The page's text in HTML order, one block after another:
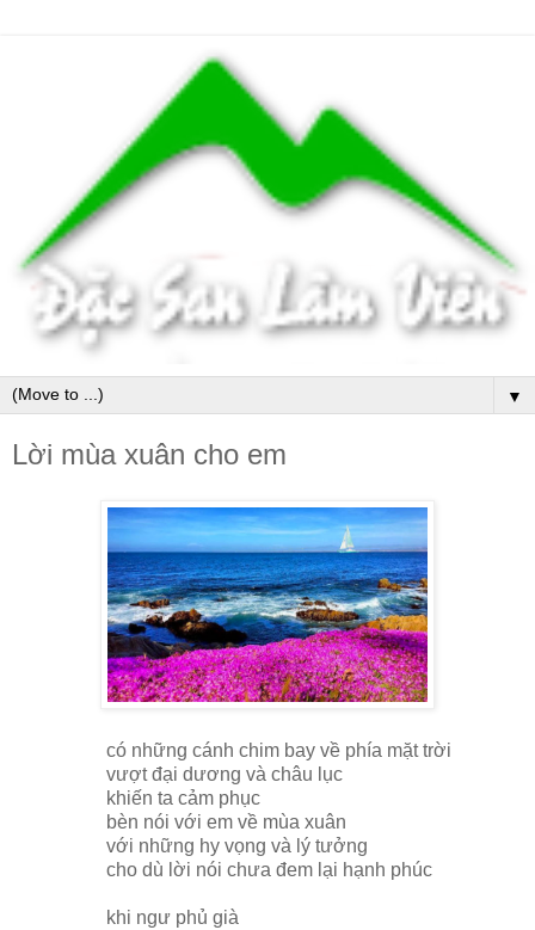
▼
Lời mùa xuân cho em
có những cánh chim bay về phía mặt trời
vượt đại dương và châu lục
khiến ta cảm phục
bèn nói với em về mùa xuân
với những hy vọng và lý tưởng
cho dù lời nói chưa đem lại hạnh phúc
khi ngư phủ già